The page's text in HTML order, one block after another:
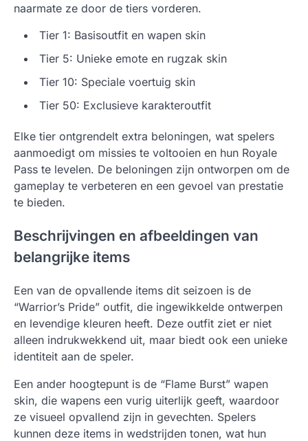
naarmate ze door de tiers vorderen.
Tier 1: Basisoutfit en wapen skin
Tier 5: Unieke emote en rugzak skin
Tier 10: Speciale voertuig skin
Tier 50: Exclusieve karakteroutfit
Elke tier ontgrendelt extra beloningen, wat spelers
aanmoedigt om missies te voltooien en hun Royale
Pass te levelen. De beloningen zijn ontworpen om de
gameplay te verbeteren en een gevoel van prestatie
te bieden.
Beschrijvingen en afbeeldingen van
belangrijke items
Een van de opvallende items dit seizoen is de
“Warrior’s Pride” outfit, die ingewikkelde ontwerpen
en levendige kleuren heeft. Deze outfit ziet er niet
alleen indrukwekkend uit, maar biedt ook een unieke
identiteit aan de speler.
Een ander hoogtepunt is de “Flame Burst” wapen
skin, die wapens een vurig uiterlijk geeft, waardoor
ze visueel opvallend zijn in gevechten. Spelers
kunnen deze items in wedstrijden tonen, wat hun